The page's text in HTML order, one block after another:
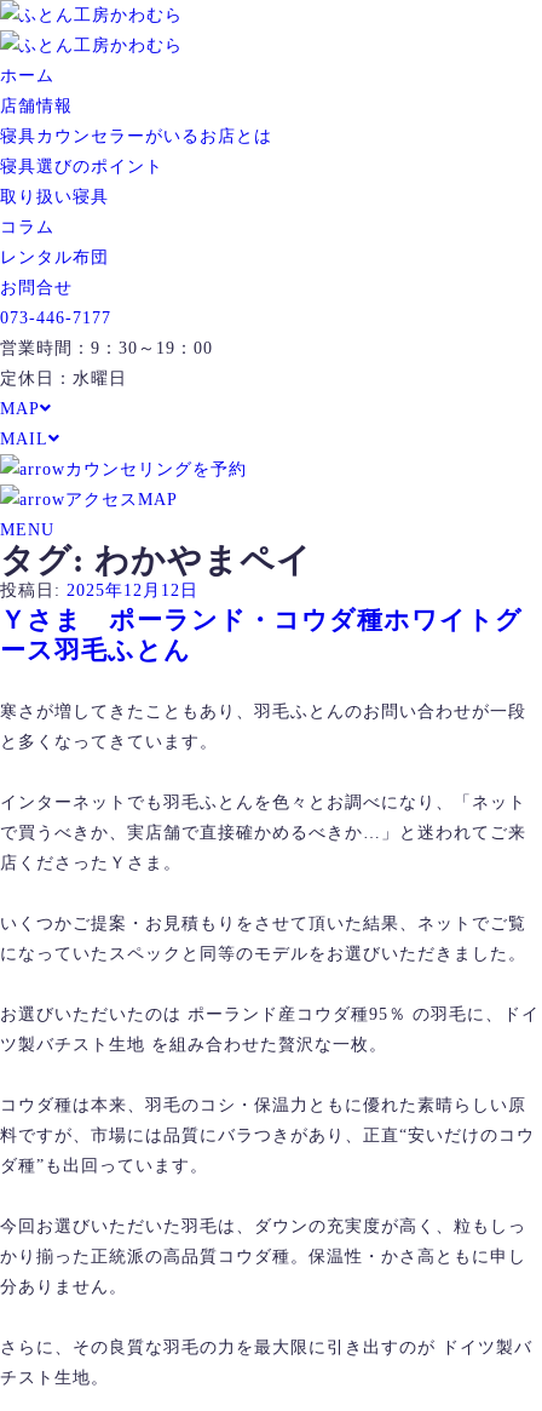
ホーム
店舗情報
寝具カウンセラーがいるお店とは
寝具選びのポイント
取り扱い寝具
コラム
レンタル布団
お問合せ
073-446-7177
営業時間：9：30～19：00
定休日：水曜日
MAP
MAIL
カウンセリングを予約
アクセスMAP
MENU
タグ: わかやまペイ
投稿日: 2025年12月12日
Ｙさま ポーランド・コウダ種ホワイトグ
ース羽毛ふとん
寒さが増してきたこともあり、羽毛ふとんのお問い合わせが一段
と多くなってきています。
インターネットでも羽毛ふとんを色々とお調べになり、「ネット
で買うべきか、実店舗で直接確かめるべきか…」と迷われてご来
店くださったＹさま。
いくつかご提案・お見積もりをさせて頂いた結果、ネットでご覧
になっていたスペックと同等のモデルをお選びいただきました。
お選びいただいたのは ポーランド産コウダ種95％ の羽毛に、ドイ
ツ製バチスト生地 を組み合わせた贅沢な一枚。
コウダ種は本来、羽毛のコシ・保温力ともに優れた素晴らしい原
料ですが、市場には品質にバラつきがあり、正直“安いだけのコウ
ダ種”も出回っています。
今回お選びいただいた羽毛は、ダウンの充実度が高く、粒もしっ
かり揃った正統派の高品質コウダ種。保温性・かさ高ともに申し
分ありません。
さらに、その良質な羽毛の力を最大限に引き出すのが ドイツ製バ
チスト生地。